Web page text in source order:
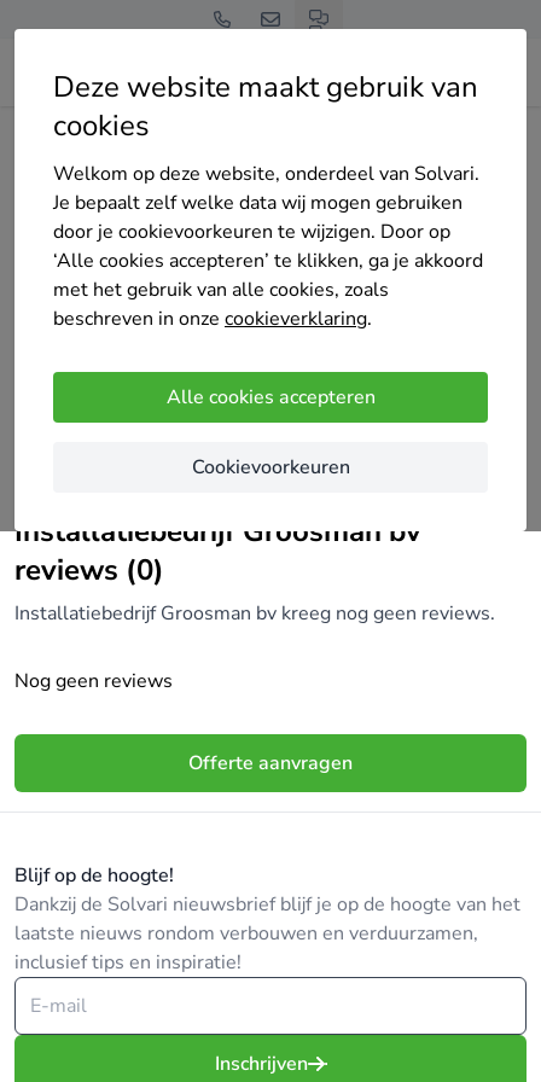
Deze website maakt gebruik van
cookies
Welkom op deze website, onderdeel van Solvari.
Je bepaalt zelf welke data wij mogen gebruiken
door je cookievoorkeuren te wijzigen. Door op
‘Alle cookies accepteren’ te klikken, ga je akkoord
met het gebruik van alle cookies, zoals
beschreven in onze cookieverklaring.
Alle cookies accepteren
Cookievoorkeuren
Home Bedrijven overzicht
Installatiebedrijf Groosman bv
Installatiebedrijf Groosman bv
reviews (0)
Installatiebedrijf Groosman bv kreeg nog geen reviews.
Nog geen reviews
Offerte aanvragen
Blijf op de hoogte!
Dankzij de Solvari nieuwsbrief blijf je op de hoogte van het
laatste nieuws rondom verbouwen en verduurzamen,
inclusief tips en inspiratie!
Inschrijven